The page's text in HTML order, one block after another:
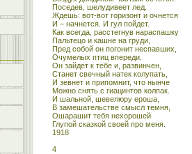
Поседев, шелудивеет лед.
Ждешь: вот-вот горизонт и очнется
И – начнется. И гул пойдет.
Как всегда, расстегнув нараспашку
Пальтецо и кашне на груди,
Пред собой он погонит неспавших,
Очумелых птиц впереди.
Он зайдет к тебе и, развинчен,
Станет свечный натек колупать,
И зевнет и припомнит, что нынче
Можно снять с гиацинтов колпак.
И шальной, шевелюру ероша,
В замешательстве смысл темня,
Ошарашит тебя нехорошей
Глупой сказкой своей про меня.
1918
4